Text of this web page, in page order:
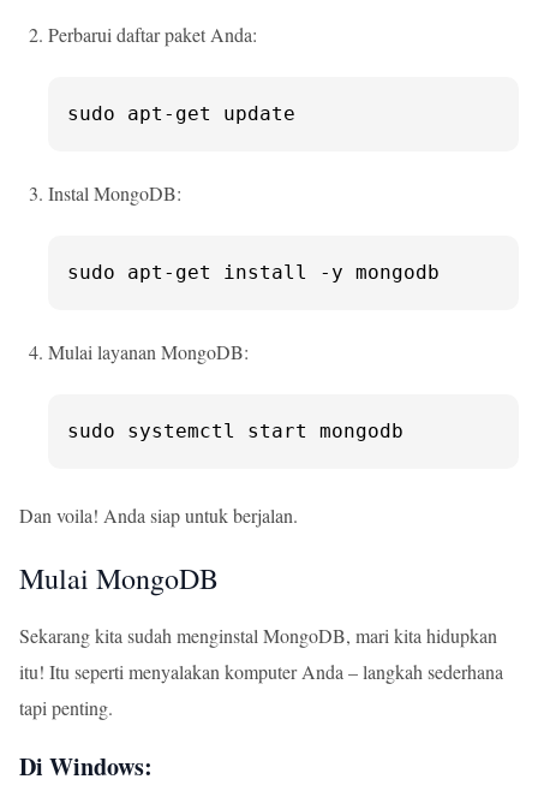
Perbarui daftar paket Anda:
sudo apt-get update
Instal MongoDB:
sudo apt-get install -y mongodb
Mulai layanan MongoDB:
sudo systemctl start mongodb
Dan voila! Anda siap untuk berjalan.
Mulai MongoDB
Sekarang kita sudah menginstal MongoDB, mari kita hidupkan
itu! Itu seperti menyalakan komputer Anda – langkah sederhana
tapi penting.
Di Windows: